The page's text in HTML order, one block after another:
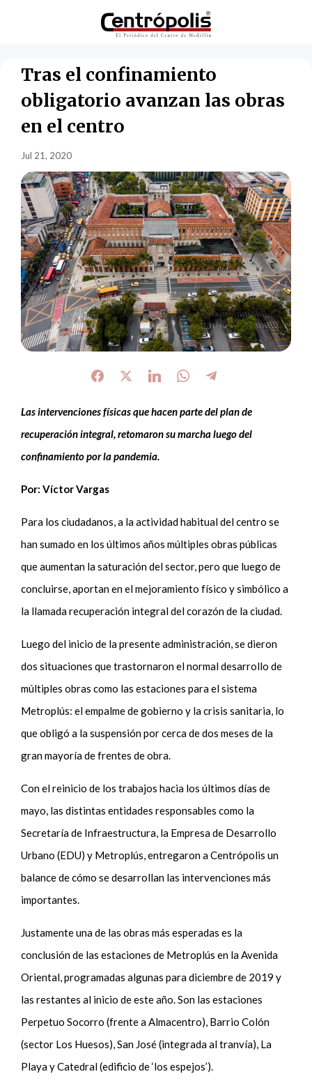
Tras el confinamiento
obligatorio avanzan las obras
en el centro
Jul 21, 2020
Las intervenciones físicas que hacen parte del plan de
recuperación integral, retomaron su marcha luego del
confinamiento por la pandemia.
Por: Víctor Vargas
Para los ciudadanos, a la actividad habitual del centro se
han sumado en los últimos años múltiples obras públicas
que aumentan la saturación del sector, pero que luego de
concluirse, aportan en el mejoramiento físico y simbólico a
la llamada recuperación integral del corazón de la ciudad.
Luego del inicio de la presente administración, se dieron
dos situaciones que trastornaron el normal desarrollo de
múltiples obras como las estaciones para el sistema
Metroplús: el empalme de gobierno y la crisis sanitaria, lo
que obligó a la suspensión por cerca de dos meses de la
gran mayoría de frentes de obra.
Con el reinicio de los trabajos hacia los últimos días de
mayo, las distintas entidades responsables como la
Secretaría de Infraestructura, la Empresa de Desarrollo
Urbano (EDU) y Metroplús, entregaron a Centrópolis un
balance de cómo se desarrollan las intervenciones más
importantes.
Justamente una de las obras más esperadas es la
conclusión de las estaciones de Metroplús en la Avenida
Oriental, programadas algunas para diciembre de 2019 y
las restantes al inicio de este año. Son las estaciones
Perpetuo Socorro (frente a Almacentro), Barrio Colón
(sector Los Huesos), San José (integrada al tranvía), La
Playa y Catedral (edificio de ‘los espejos’).